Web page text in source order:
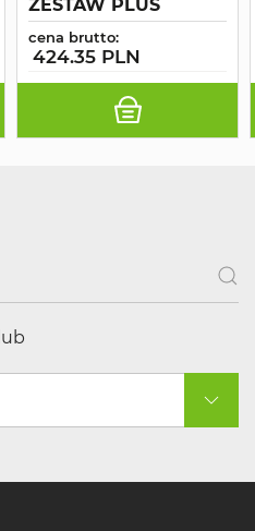
ZESTAW PLUS
cena brutto:
424.35 PLN
lub